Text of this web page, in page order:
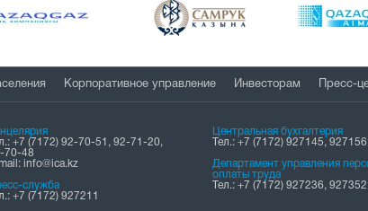
Корпоративное управление Инвесторам Пресс-
+7 (7172) 92-70-51, 92-71-20,
70-48
info@ica.kz
служба
+7 (7172) 927211
Центральная бухгалтерия
Тел.: +7 (7172) 927145,
Департамент управления
оплаты труда
Тел.: +7 (7172) 927236,